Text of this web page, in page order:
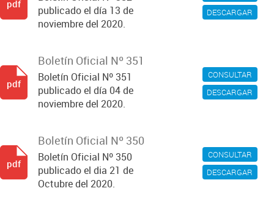
DESCARGAR
publicado el día 13 de
noviembre del 2020.
pdf
CONSULTAR
DESCARGAR
Boletín Oficial Nº 351
Boletín Oficial Nº 351
publicado el día 04 de
noviembre del 2020.
pdf
CONSULTAR
DESCARGAR
Boletín Oficial Nº 350
Boletín Oficial Nº 350
publicado el dia 21 de
Octubre del 2020.
pdf